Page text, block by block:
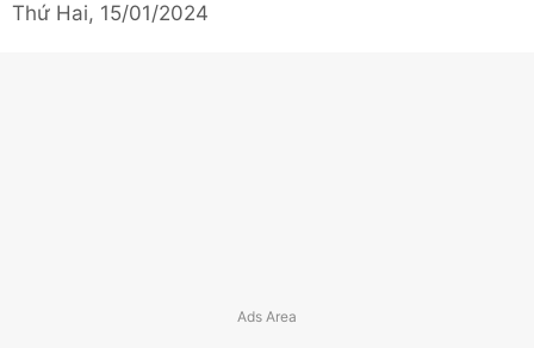
Thứ Hai, 15/01/2024